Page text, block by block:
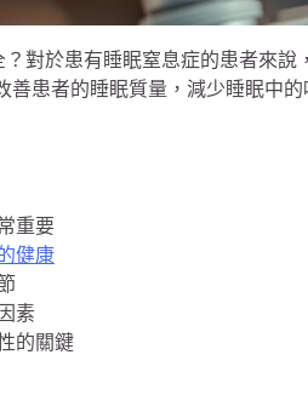
對於患有睡眠窒息症的患者來說
善患者的睡眠質量，減少睡眠中
重要
健康
素
的關鍵